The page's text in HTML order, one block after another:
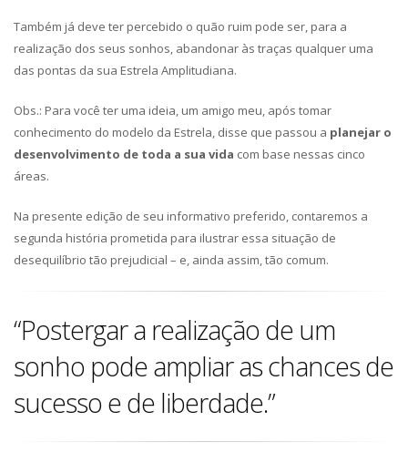
Também já deve ter percebido o quão ruim pode ser, para a
realização dos seus sonhos, abandonar às traças qualquer uma
das pontas da sua Estrela Amplitudiana.
Obs.: Para você ter uma ideia, um amigo meu, após tomar
conhecimento do modelo da Estrela, disse que passou a planejar o
desenvolvimento de toda a sua vida com base nessas cinco
áreas.
Na presente edição de seu informativo preferido, contaremos a
segunda história prometida para ilustrar essa situação de
desequilíbrio tão prejudicial – e, ainda assim, tão comum.
“Postergar a realização de um
sonho pode ampliar as chances de
sucesso e de liberdade.”